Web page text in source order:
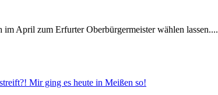
April zum Erfurter Oberbürgermeister wählen lassen....
Mir ging es heute in Meißen so!